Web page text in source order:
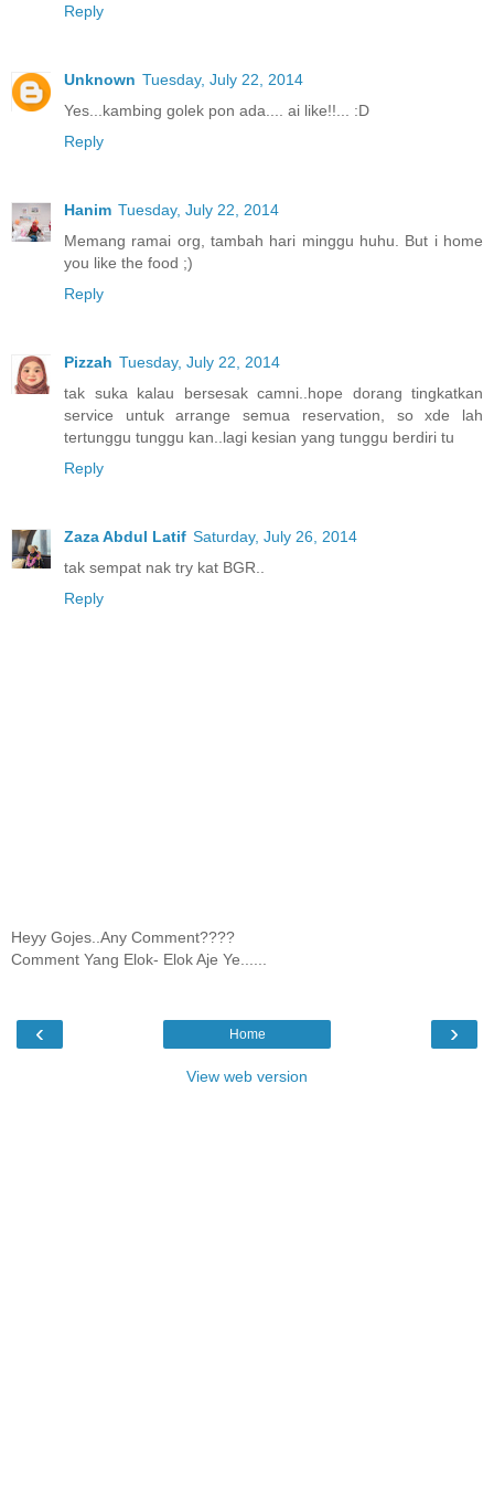
Reply
Unknown Tuesday, July 22, 2014
Yes...kambing golek pon ada.... ai like!!... :D
Reply
Hanim Tuesday, July 22, 2014
Memang ramai org, tambah hari minggu huhu. But i home
you like the food ;)
Reply
Pizzah Tuesday, July 22, 2014
tak suka kalau bersesak camni..hope dorang tingkatkan
service untuk arrange semua reservation, so xde lah
tertunggu tunggu kan..lagi kesian yang tunggu berdiri tu
Reply
Zaza Abdul Latif Saturday, July 26, 2014
tak sempat nak try kat BGR..
Reply
Heyy Gojes..Any Comment????
Comment Yang Elok- Elok Aje Ye......
‹ ›
Home
View web version